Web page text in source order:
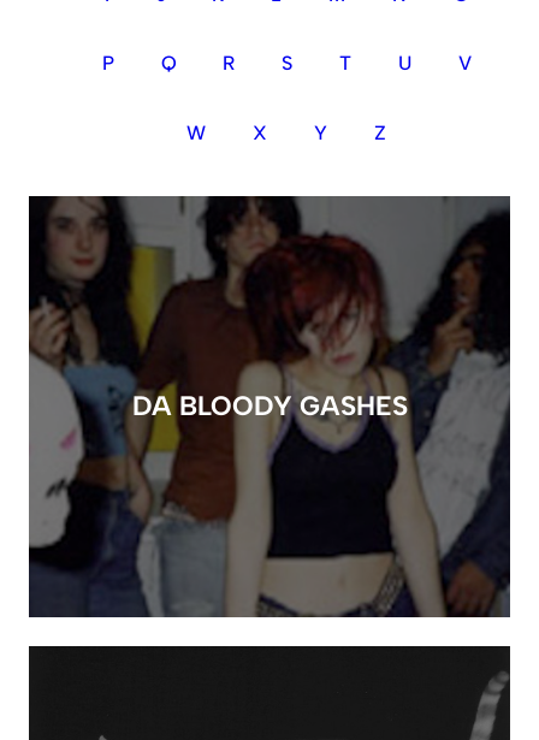
P Q R S T U V
W X Y Z
DA BLOODY GASHES